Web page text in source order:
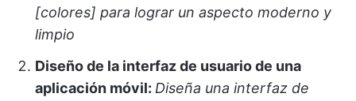
[colores] para lograr un aspecto moderno y
limpio
Diseño de la interfaz de usuario de una
aplicación móvil: Diseña una interfaz de